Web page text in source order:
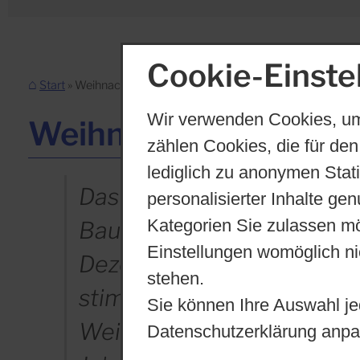
Cookie-
Wir verwenden Cookies,
zählen Cookies, die für
lediglich zu anonymen
personalisierter Inhalte
Kategorien Sie zulassen
Einstellungen womöglich
stehen.
Sie können Ihre Auswahl
Datenschutzerklärung
Start
Weihnachtssingen
Das traditionelle
Bauhausschule fand auch
Dezember 2024 statt
stimmungsvoller
Weihnachtsferien.